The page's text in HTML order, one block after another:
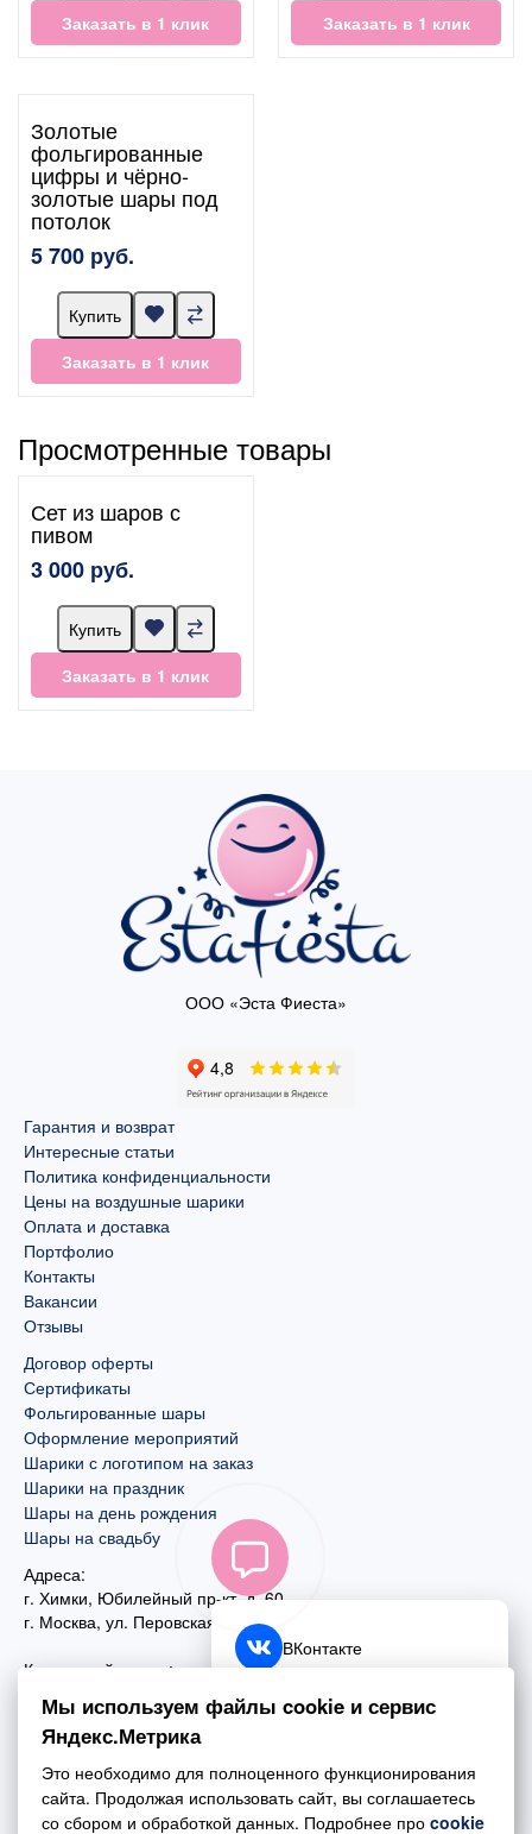
Заказать в 1 клик
Заказать в 1 клик
Золотые
фольгированные
цифры и чёрно-
золотые шары под
потолок
5 700 руб.
Купить
Заказать в 1 клик
Просмотренные товары
Сет из шаров с
пивом
3 000 руб.
Купить
Заказать в 1 клик
ООО «Эста Фиеста»
Гарантия и возврат
Интересные статьи
Политика конфиденциальности
Цены на воздушные шарики
Оплата и доставка
Портфолио
Контакты
Вакансии
Отзывы
Договор оферты
Сертификаты
Фольгированные шары
Оформление мероприятий
Шарики с логотипом на заказ
Шарики на праздник
Шары на день рождения
Шары на свадьбу
Адреса:
г. Химки, Юбилейный пр-кт, д. 60
г. Москва, ул. Перовская, д. 59
Контактный номер:
+7 (495) 970-44-75
Почта:
mail@esta-fiesta.ru
ВКонтакте
Telegram
Обратный звонок
Мы используем файлы cookie и сервис
Яндекс.Метрика
Это необходимо для полноценного функционирования
сайта. Продолжая использовать сайт, вы соглашаетесь
со сбором и обработкой данных. Подробнее про cookie